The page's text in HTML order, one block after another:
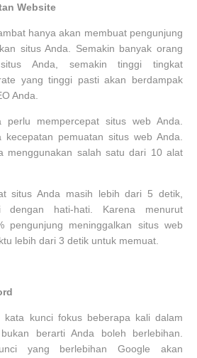
Website
hanya akan membuat pengunjung
situs Anda. Semakin banyak orang
Anda, semakin tinggi tingkat
yang tinggi pasti akan berdampak
Anda.
mempercepat situs web Anda.
kecepatan pemuatan situs web Anda.
menggunakan salah satu dari 10 alat
situs Anda masih lebih dari 5 detik,
dengan hati-hati. Karena menurut
pengunjung meninggalkan situs web
lebih dari 3 detik untuk memuat.
kata kunci fokus beberapa kali dalam
berarti Anda boleh berlebihan.
yang berlebihan Google akan